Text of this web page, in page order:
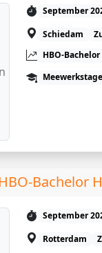
September
Schiedam
HBO-Bachelor
Meewerkstage
Bachelor
September
Rotterdam